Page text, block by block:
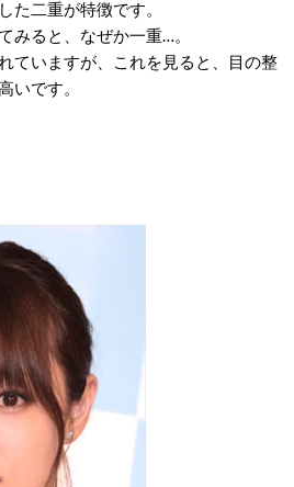
た二重が特徴です。
みると、なぜか一重…。
ていますが、これを見ると、目の整
いです。